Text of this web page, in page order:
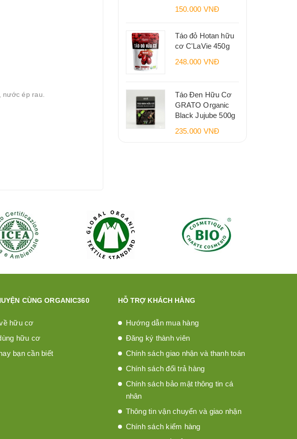
ép rau.
150.000 VNĐ
Táo đỏ Hotan hữu
cơ C'LaVie 450g
248.000 VNĐ
Táo Đen Hữu Cơ
GRATO Organic
Black Jujube 500g
235.000 VNĐ
CÙNG ORGANIC360
hữu cơ
hữu cơ
bạn cần biết
HỖ TRỢ KHÁCH HÀNG
Hướng dẫn mua hàng
Đăng ký thành viên
Chính sách giao nhận và thanh toán
Chính sách đổi trả hàng
Chính sách bảo mật thông tin cá
nhân
Thông tin vận chuyển và giao nhận
Chính sách kiểm hàng